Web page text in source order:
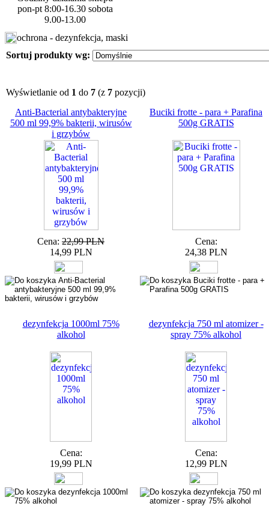
pon-pt 8:00-16.30 sobota
9.00-13.00
ochrona - dezynfekcja, maski
Sortuj produkty wg:
Wyświetlanie od 1 do 7 (z 7 pozycji)
Anti-Bacterial antybakteryjne
500 ml 99,9% bakterii, wirusów
i grzybów
Cena: 22,99 PLN
14,99 PLN
Buciki frotte - para + Parafina
500g GRATIS
Cena:
24,38 PLN
dezynfekcja 1000ml 75%
alkohol
Cena:
19,99 PLN
dezynfekcja 750 ml atomizer -
spray 75% alkohol
Cena:
12,99 PLN